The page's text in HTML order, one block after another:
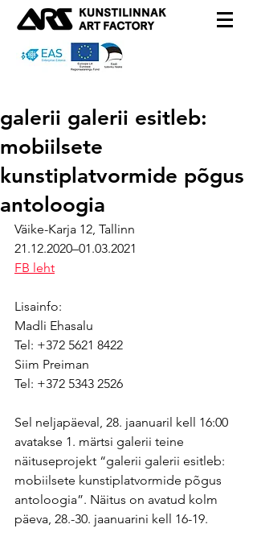
galerii galerii esitleb:
mobiilsete
kunstiplatvormide põgus
antoloogia
Väike-Karja 12, Tallinn
21.12.2020–01.03.2021
FB leht
Lisainfo:
Madli Ehasalu
Tel: +372 5621 8422
Siim Preiman
Tel: +372 5343 2526
Sel neljapäeval, 28. jaanuaril kell 16:00
avatakse 1. märtsi galerii teine
näituseprojekt “galerii galerii esitleb:
mobiilsete kunstiplatvormide põgus
antoloogia”. Näitus on avatud kolm
päeva, 28.-30. jaanuarini kell 16-19.